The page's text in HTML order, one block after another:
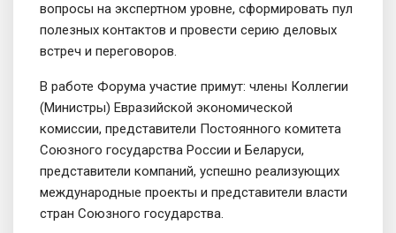
вопросы на экспертном уровне, сформировать пул
полезных контактов и провести серию деловых
встреч и переговоров.
В работе Форума участие примут: члены Коллегии
(Министры) Евразийской экономической
комиссии, представители Постоянного комитета
Союзного государства России и Беларуси,
представители компаний, успешно реализующих
международные проекты и представители власти
стран Союзного государства.